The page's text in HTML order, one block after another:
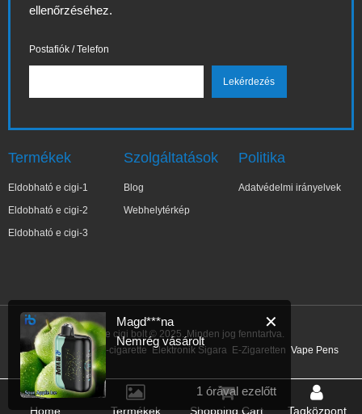
ellenőrzéséhez.
Postafiók / Telefon
Termékek
Eldobható e cigi-1
Eldobható e cigi-2
Eldobható e cigi-3
Szolgáltatások
Blog
Webhelytérkép
Politika
Adatvédelmi irányelvek
IBVape e cigi bolt © 2025. Minden jog fenntartva.
Link: E-Cigarette E-cigarette Elektronik Sigara E-Zigaretten Vape Pens
Home Termékek Shopping Cart Tagközpont
✕
Magd***na
Nemrég vásárolt
1 órával ezelőtt